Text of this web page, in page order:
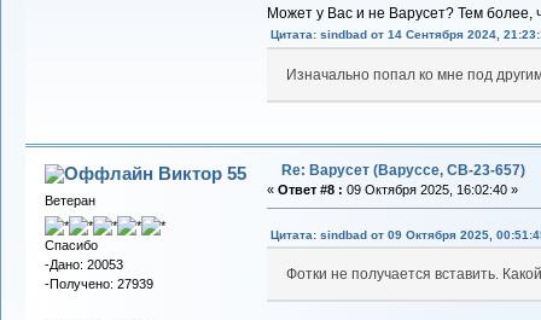
Может у Вас и не Варусет? Тем
Цитата: sindbad от 14 Сентября 2024,
Изначально попал ко мне под
Виктор 55
Ветеран
Спасибо
-Дано: 20053
-Получено: 27939
Re: Варусет (Варуссе, СВ-23-657)
« Ответ #8 : 09 Октября 2025, 16:02:40 »
Цитата: sindbad от 09 Октября 2025,
Фотки не получается вставить.